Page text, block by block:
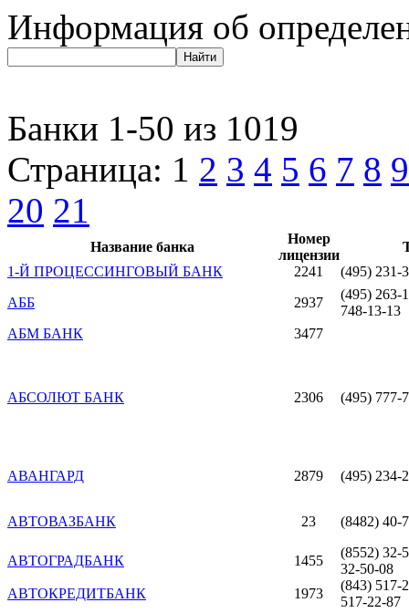
Информация об
Банки 1-50 из 1019
Страница: 1 2 3 4 5 6 7 8 9
20 21
Название банка
Номер
лицензии
1-Й ПРОЦЕССИНГОВЫЙ БАНК
2241
(495) 231-
АББ
2937
(495) 263-
748-13-13
АБМ БАНК
3477
АБСОЛЮТ БАНК 2306 (495) 777-
АВАНГАРД 2879 (495) 234-
АВТОВАЗБАНК 23 (8482) 40-
АВТОГРАДБАНК 1455
(8552) 32-
32-50-08
АВТОКРЕДИТБАНК
1973
(843) 517-
517-22-87